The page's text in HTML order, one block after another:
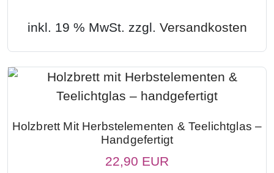
inkl. 19 % MwSt. zzgl. Versandkosten
Holzbrett Mit Herbstelementen & Teelichtglas –
Handgefertigt
22,90 EUR